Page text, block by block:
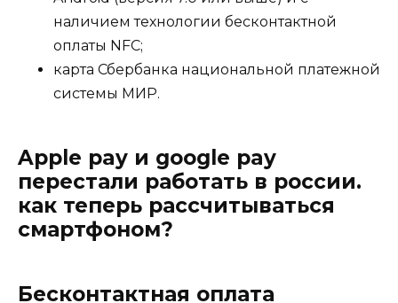
наличием технологии бесконтактной
оплаты NFC;
карта Сбербанка национальной платежной
системы МИР.
Apple pay и google pay
перестали работать в россии.
как теперь рассчитываться
смартфоном?
Бесконтактная оплата